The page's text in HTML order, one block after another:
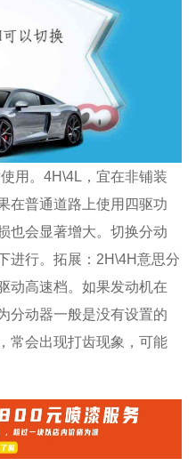
用。4H\4L，宜在非铺装
在普通道路上使用四驱功
也会显著增大。切换分动
进行。拓展：2H\4H意思分
动高速档。如果发动机在
分动器一般是没有设置的
常会出现打齿现象，可能